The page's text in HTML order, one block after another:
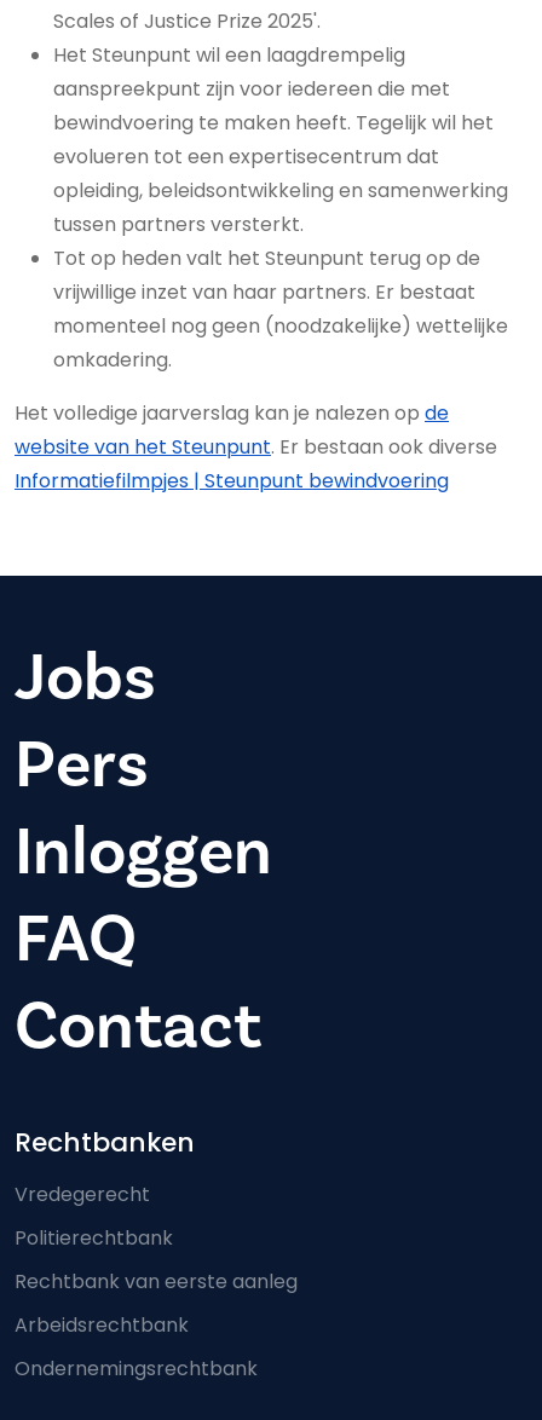
Scales of Justice Prize 2025'.
Het Steunpunt wil een laagdrempelig
aanspreekpunt zijn voor iedereen die met
bewindvoering te maken heeft. Tegelijk wil het
evolueren tot een expertisecentrum dat
opleiding, beleidsontwikkeling en samenwerking
tussen partners versterkt.
Tot op heden valt het Steunpunt terug op de
vrijwillige inzet van haar partners. Er bestaat
momenteel nog geen (noodzakelijke) wettelijke
omkadering.
Het volledige jaarverslag kan je nalezen op de
website van het Steunpunt. Er bestaan ook diverse
Informatiefilmpjes | Steunpunt bewindvoering
Jobs
Pers
Inloggen
FAQ
Contact
Footer-menu
Rechtbanken
Vredegerecht
Politierechtbank
Rechtbank van eerste aanleg
Arbeidsrechtbank
Ondernemingsrechtbank